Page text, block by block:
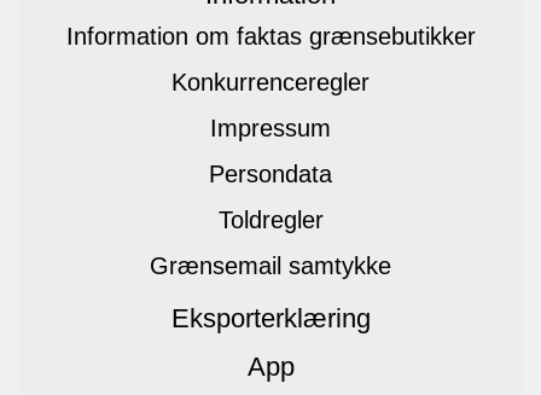
Information om faktas grænsebutikker
Konkurrenceregler
Impressum
Persondata
Toldregler
Grænsemail samtykke
Eksporterklæring
App